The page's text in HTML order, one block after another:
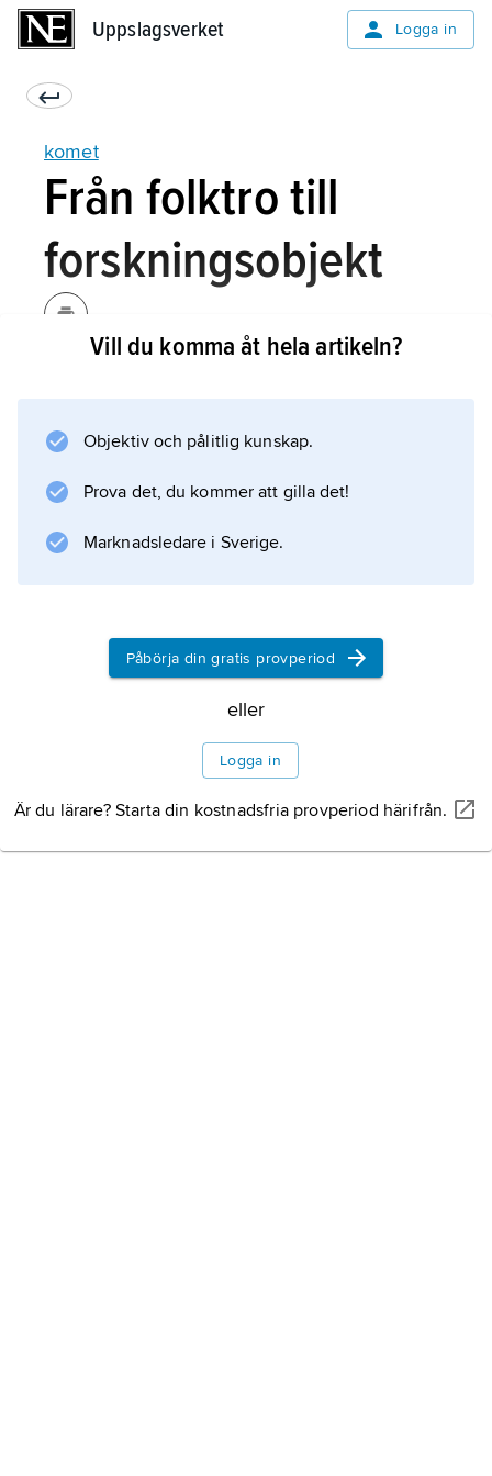
Uppslagsverket Logga in
komet
Från folktro till
forskningsobjekt
som förebud eller gudomliga maningar. Deras
form kunde associeras med ris eller svärd,
och de troddes båda ont som krig, sjukdom
kopparstick ”Melankolin” (se bild
Information om artikeln
Vill du komma åt hela artikeln?
Objektiv och pålitlig kunskap.
Prova det, du kommer att gilla det!
Marknadsledare i Sverige.
Påbörja din gratis provperiod
eller
Logga in
Är du lärare? Starta din kostnadsfria provperiod härifrån.